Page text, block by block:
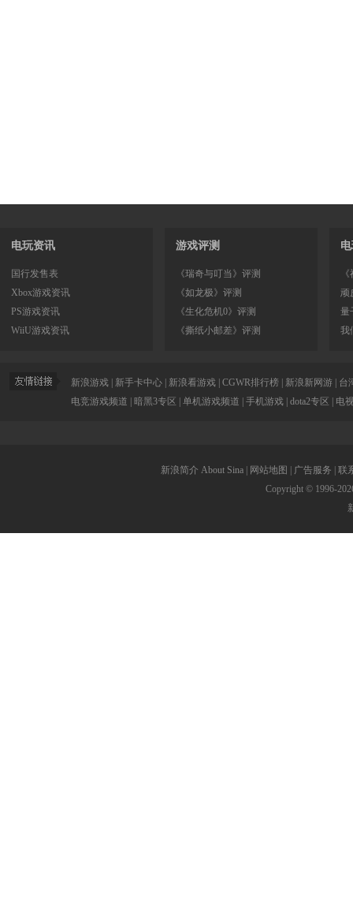
电玩资讯
国行发售表
Xbox游戏资讯
PS游戏资讯
WiiU游戏资讯
游戏评测
《瑞奇与叮当》评测
《如龙极》评测
《生化危机0》评测
《撕纸小邮差》评测
顽
量
我
新浪游戏 新手卡中心 新浪看游戏 CGWR排行榜 新浪新网游
台
电竞游戏频道
暗黑3专区 单机游戏频道 手机游戏 dota2专区 电
新浪简介 About Sina 网站地图 广告服务
联
Copyright © 1996-